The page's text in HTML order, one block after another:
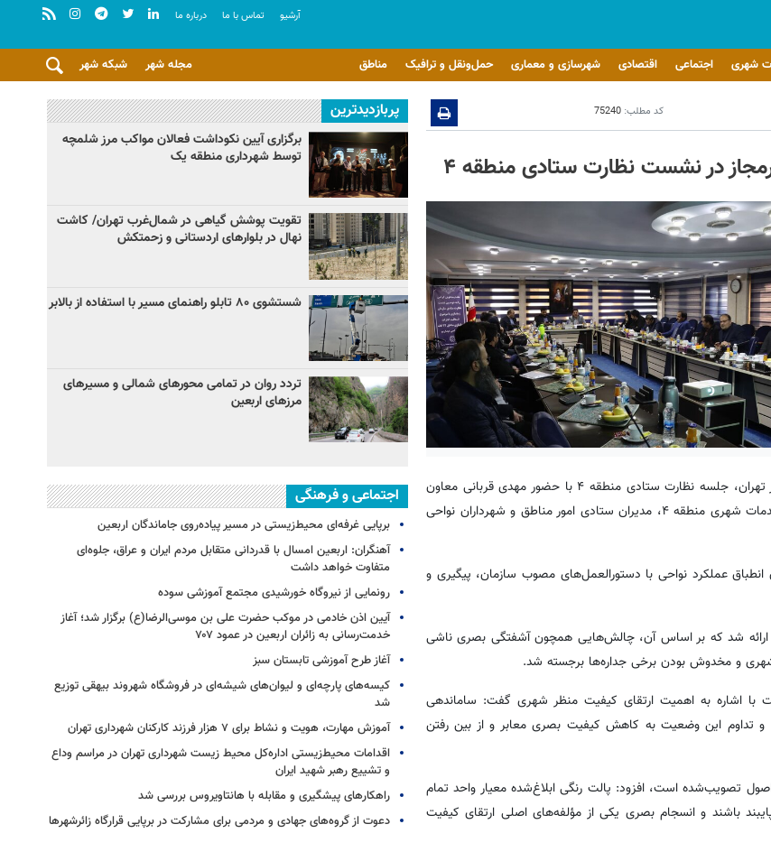
آرشيو تماس با ما درباره ما
شهری اجتماعی اقتصادی شهرسازی و معماری حمل‌ونقل و ترافیک مناطق شبکه شهر مجله شهر
کد مطلب: 75240
در نشست نظارت ستادی منطقه ۴
به نقل از اداره ارتباطات و امور بین‌الملل سازمان زیباسازی شهر تهران، جلسه نظارت ستادی منطقه ۴ با حضور مهدی قربانی معاون
امور مناطق سازمان زیباسازی شهر تهران، مدیران پهنه شرق و غرب، معاون خدمات شهری منطقه ۴، مدیران ستادی امور مناطق و شهرداران نواحی
عملکرد نواحی با دستورالعمل‌های مصوب سازمان، پیگیری و
شد که بر اساس آن، چالش‌هایی همچون آشفتگی بصری ناشی
شهری و مخدوش بودن برخی جداره‌ها برجسته شد.
با اشاره به اهمیت ارتقای کیفیت منظر شهری گفت: ساماندهی
و تداوم این وضعیت به کاهش کیفیت بصری معابر و از بین رفتن
تصویب‌شده است، افزود: پالت رنگی ابلاغ‌شده معیار واحد تمام
باشند و انسجام بصری یکی از مؤلفه‌های اصلی ارتقای کیفیت
پربازدیدترین
برگزاری آیین نکوداشت فعالان مواکب مرز شلمچه
توسط شهرداری منطقه یک
تقویت پوشش گیاهی در شمال‌غرب تهران/ کاشت
نهال در بلوارهای اردستانی و زحمتکش
شستشوی ۸۰ تابلو راهنمای مسیر با استفاده از بالابر
تردد روان در تمامی محورهای شمالی و مسیرهای
مرزهای اربعین
اجتماعی و فرهنگی
برپایی غرفه‌ای محیط‌زیستی در مسیر پیاده‌روی جاماندگان اربعین
آهنگران: اربعین امسال با قدردانی متقابل مردم ایران و عراق، جلوه‌ای
متفاوت خواهد داشت
رونمایی از نیروگاه خورشیدی مجتمع آموزشی سوده
آیین اذن خادمی در موکب حضرت علی بن موسی‌الرضا(ع) برگزار شد؛ آغاز
خدمت‌رسانی به زائران اربعین در عمود ۷۰۷
آغاز طرح آموزشی تابستان سبز
کیسه‌های پارچه‌ای و لیوان‌های شیشه‌ای در فروشگاه شهروند بیهقی توزیع
شد
آموزش مهارت، هویت و نشاط برای ۷ هزار فرزند کارکنان شهرداری تهران
اقدامات محیط‌زیستی اداره‌کل محیط زیست شهرداری تهران در مراسم وداع
و تشییع رهبر شهید ایران
راهکارهای پیشگیری و مقابله با هانتاویروس بررسی شد
دعوت از گروه‌های جهادی و مردمی برای مشارکت در برپایی قرارگاه زائرشهرها